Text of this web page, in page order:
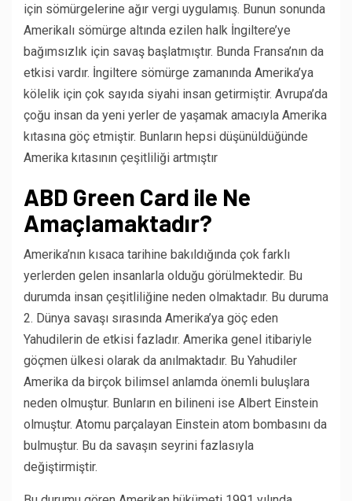
için sömürgelerine ağır vergi uygulamış. Bunun sonunda
Amerikalı sömürge altında ezilen halk İngiltere’ye
bağımsızlık için savaş başlatmıştır. Bunda Fransa’nın da
etkisi vardır. İngiltere sömürge zamanında Amerika’ya
kölelik için çok sayıda siyahi insan getirmiştir. Avrupa’da
çoğu insan da yeni yerler de yaşamak amacıyla Amerika
kıtasına göç etmiştir. Bunların hepsi düşünüldüğünde
Amerika kıtasının çeşitliliği artmıştır
ABD Green Card ile Ne
Amaçlamaktadır?
Amerika’nın kısaca tarihine bakıldığında çok farklı
yerlerden gelen insanlarla olduğu görülmektedir. Bu
durumda insan çeşitliliğine neden olmaktadır. Bu duruma
2. Dünya savaşı sırasında Amerika’ya göç eden
Yahudilerin de etkisi fazladır. Amerika genel itibariyle
göçmen ülkesi olarak da anılmaktadır. Bu Yahudiler
Amerika da birçok bilimsel anlamda önemli buluşlara
neden olmuştur. Bunların en bilineni ise Albert Einstein
olmuştur. Atomu parçalayan Einstein atom bombasını da
bulmuştur. Bu da savaşın seyrini fazlasıyla
değiştirmiştir.